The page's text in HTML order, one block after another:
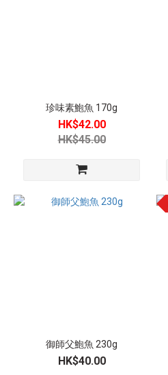
珍味素鮑魚 170g
HK$42.00
HK$45.00
御師父鮑魚 230g
HK$40.00